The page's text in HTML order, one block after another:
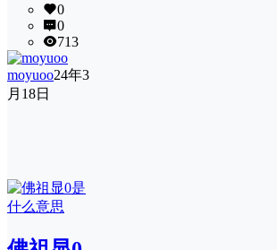
0
0
713
moyuoo24年3
月18日